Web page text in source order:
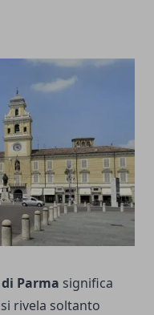
Parma significa
rivela soltanto